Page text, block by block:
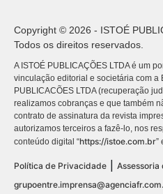
Copyright © 2026 - ISTOÉ
Todos os direitos reservados.
A ISTOÉ PUBLICAÇÕES LTDA é um
vinculação editorial e societária com a
PUBLICACÕES LTDA (recuperação
realizamos cobranças e que também
contrato de assinatura da revista
autorizamos terceiros a fazê-lo, nos
conteúdo digital “https://istoe.com.br”
Política de Privacidade
Assessoria